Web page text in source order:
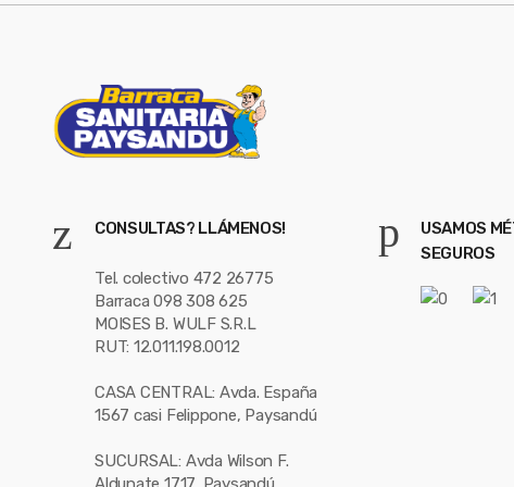
CONSULTAS? LLÁMENOS!
Tel. colectivo 472 26775
Barraca 098 308 625
MOISES B. WULF S.R.L
RUT: 12.011.198.0012
CASA CENTRAL: Avda. España
1567 casi Felippone, Paysandú
SUCURSAL: Avda Wilson F.
USAMOS
SEGUROS